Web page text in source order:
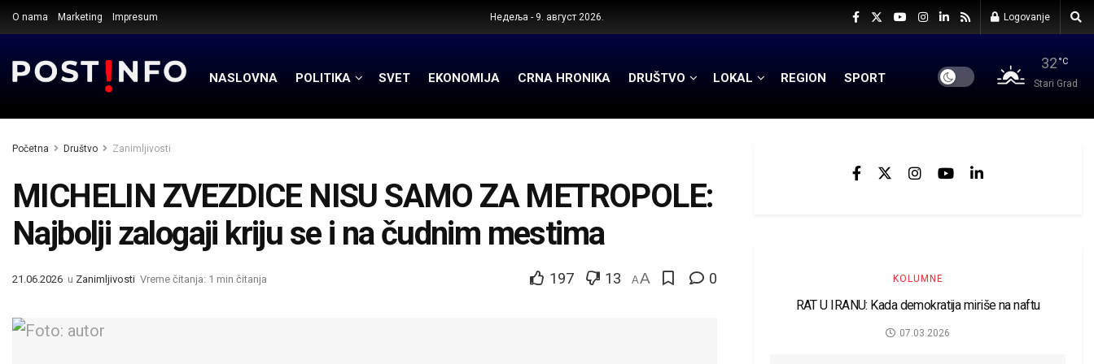
O nama Marketing Impresum Недеља - 9. август 2026. Logovanje
NASLOVNA POLITIKA SVET EKONOMIJA CRNA HRONIKA DRUŠTVO LOKAL REGION SPORT
32 °C
Stari Grad
Početna Društvo Zanimljivosti
MICHELIN ZVEZDICE NISU SAMO ZA METROPOLE:
Najbolji zalogaji kriju se i na čudnim mestima
21.06.2026 u Zanimljivosti Vreme čitanja: 1 min čitanja 197 13 AA 0 KOLUMNE
RAT U IRANU: Kada demokratija miriše na naftu
07.03.2026